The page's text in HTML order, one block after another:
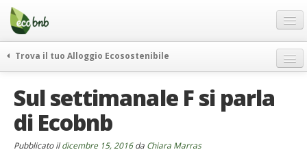
Menu
Salta
contenuto
Offerte Speciali
Regali
FAQ
Chi Siamo
Trova il tuo Alloggio Ecosostenibile
itinerari
curiosità
vivere e viaggiare verde
Sul settimanale F si parla
di Ecobnb
Pubblicato ildicembre 15, 2016da Chiara Marras